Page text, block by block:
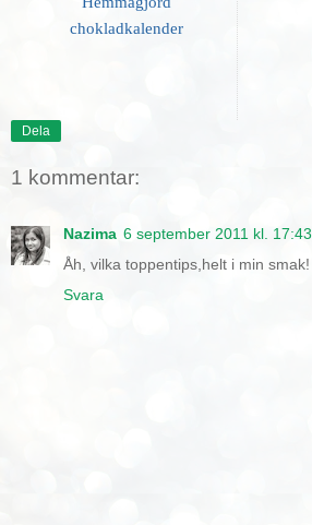
chokladkalender
Dela
1 kommentar:
Nazima 6 september 2011 kl. 17:43
Åh, vilka toppentips,helt i min smak!
Svara